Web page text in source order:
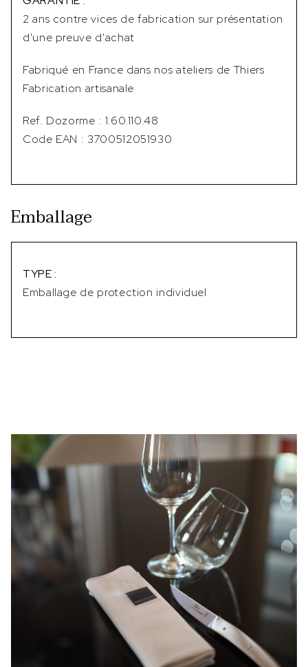
2 ans contre vices de fabrication sur présentation
d'une preuve d'achat
Fabriqué en France dans nos ateliers de Thiers
Fabrication artisanale
Ref. Dozorme : 1.60.110.48
Code EAN : 3700512051930
Emballage
TYPE :
Emballage de protection individuel